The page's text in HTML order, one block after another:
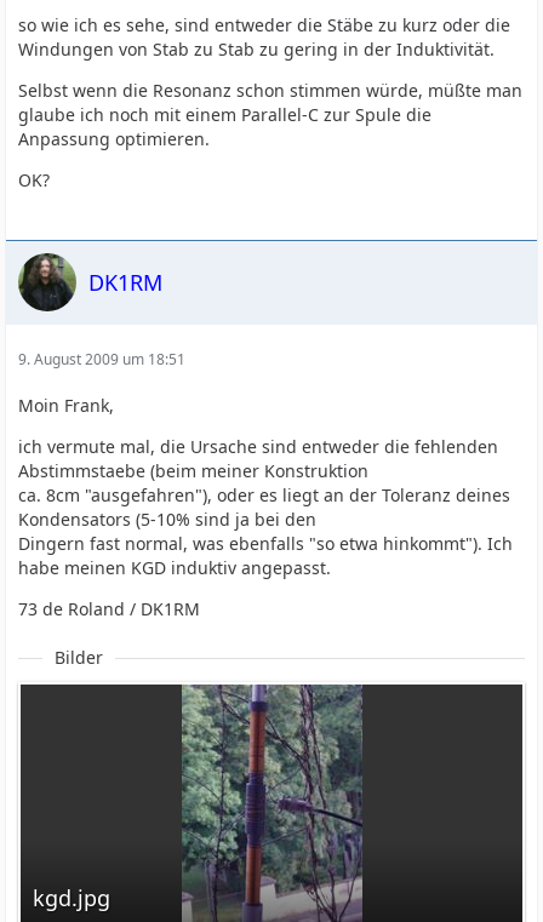
so wie ich es sehe, sind entweder die Stäbe zu kurz oder die
Windungen von Stab zu Stab zu gering in der Induktivität.
Selbst wenn die Resonanz schon stimmen würde, müßte man
glaube ich noch mit einem Parallel-C zur Spule die
Anpassung optimieren.
OK?
DK1RM
9. August 2009 um 18:51
Moin Frank,
ich vermute mal, die Ursache sind entweder die fehlenden
Abstimmstaebe (beim meiner Konstruktion
ca. 8cm "ausgefahren"), oder es liegt an der Toleranz deines
Kondensators (5-10% sind ja bei den
Dingern fast normal, was ebenfalls "so etwa hinkommt"). Ich
habe meinen KGD induktiv angepasst.
73 de Roland / DK1RM
Bilder
kgd.jpg